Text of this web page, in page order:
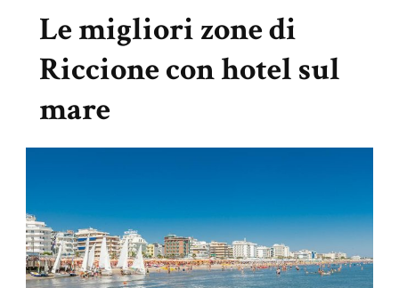
Le migliori zone di
Riccione con hotel sul
mare